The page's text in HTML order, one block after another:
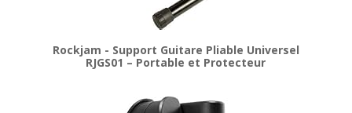
Rockjam - Support Guitare Pliable Universel
RJGS01 – Portable et Protecteur